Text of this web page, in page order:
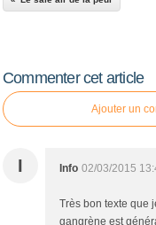
Commenter cet article
Ajouter un
I Info 02/03/2015
Très bon texte que
gangrène est